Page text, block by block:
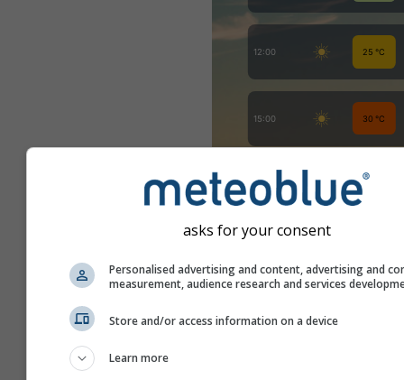
asks for your consent
Personalised advertising and content, advertising and
measurement, audience research and services
Store and/or access information on a device
Learn more